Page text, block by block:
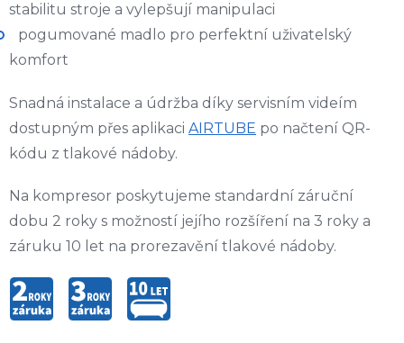
stabilitu stroje a vylepšují manipulaci
pogumované madlo pro perfektní uživatelský
komfort
Snadná instalace a údržba díky servisním videím
dostupným přes aplikaci AIRTUBE po načtení QR-
kódu z tlakové nádoby.
Na kompresor poskytujeme standardní záruční
dobu 2 roky s možností jejího rozšíření na 3 roky a
záruku 10 let na prorezavění tlakové nádoby.